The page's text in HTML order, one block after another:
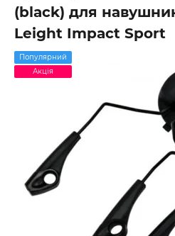
(black) для
Leight Impact Sport
Популярний
Акція